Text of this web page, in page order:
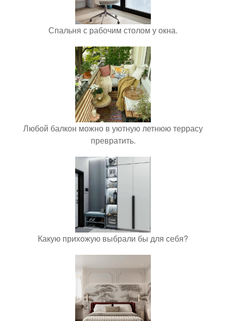
Спальня с рабочим столом у окна.
Любой балкон можно в уютную летнюю террасу
превратить.
Какую прихожую выбрали бы для себя?